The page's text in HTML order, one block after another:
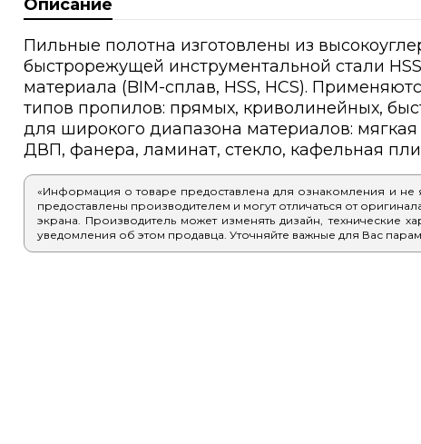
Описание
Пильные полотна изготовлены из
быстрорежущей инструментальной стали
материала (BIM-сплав, HSS, HCS).
типов пропилов: прямых, криволинейных,
для широкого диапазона материалов:
ДВП, фанера, ламинат, стекло, кафельная
«Информация о товаре предоставлена для ознакомления и
предоставлены производителем и могут отличаться от
экрана. Производитель может изменять дизайн, технические
уведомления об этом продавца. Уточняйте важные для Вас